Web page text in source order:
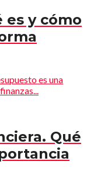
es y cómo
es una
Qué